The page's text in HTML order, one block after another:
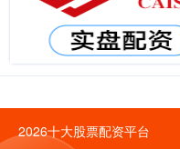
2026十大股票配资平台